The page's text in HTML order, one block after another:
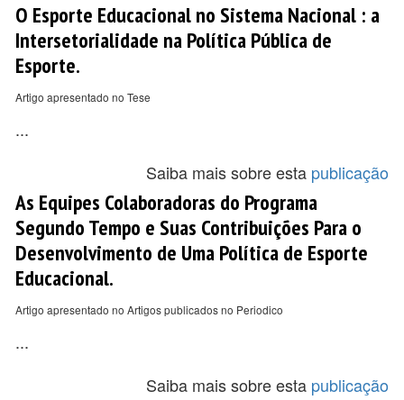
O Esporte Educacional no Sistema Nacional : a
Intersetorialidade na Política Pública de
Esporte.
Artigo apresentado no Tese
...
Saiba mais sobre esta publicação
As Equipes Colaboradoras do Programa
Segundo Tempo e Suas Contribuições Para o
Desenvolvimento de Uma Política de Esporte
Educacional.
Artigo apresentado no Artigos publicados no Periodico
...
Saiba mais sobre esta publicação